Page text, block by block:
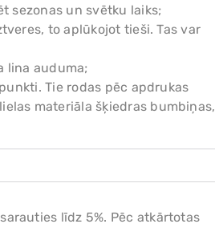
sezonas un svētku laiks;
to aplūkojot tieši. Tas var
lina auduma;
Tie rodas pēc apdrukas
materiāla šķiedras bumbiņas,
līdz 5%. Pēc atkārtotas